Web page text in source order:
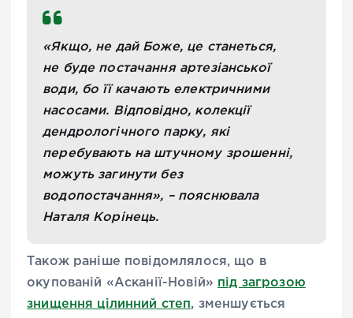
«Якщо, не дай Боже, це станеться,
не буде постачання артезіанської
води, бо її качають електричними
насосами. Відповідно, колекції
дендрологічного парку, які
перебувають на штучному зрошенні,
можуть загинути без
водопостачання», – пояснювала
Наталя Корінець.
Також раніше повідомлялося, що в
окупованій «Асканії-Новій» під загрозою
знищення цілинний степ, зменшується